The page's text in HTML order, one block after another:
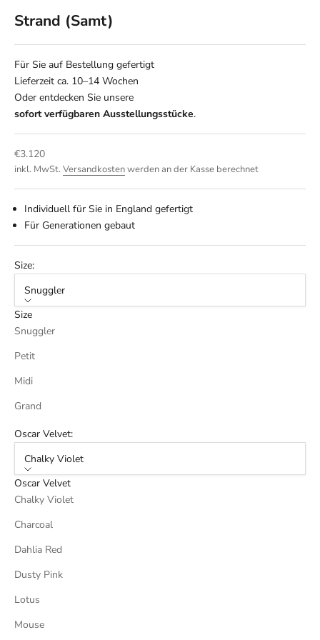
Strand (Samt)
Für Sie auf Bestellung gefertigt
Lieferzeit ca. 10–14 Wochen
Oder entdecken Sie unsere
sofort verfügbaren Ausstellungsstücke.
Angebot
€3.120
inkl. MwSt. Versandkostenwerden an der Kasse berechnet
Individuell für Sie in England gefertigt
Für Generationen gebaut
Size:
Snuggler
Size
Snuggler
Petit
Midi
Grand
Oscar Velvet:
Chalky Violet
Oscar Velvet
Chalky Violet
Charcoal
Dahlia Red
Dusty Pink
Lotus
Mouse